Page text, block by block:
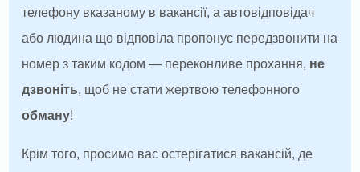
телефону вказаному в вакансії, а автовідповідач
або людина що відповіла пропонує передзвонити на
номер з таким кодом — переконливе прохання, не
дзвоніть, щоб не стати жертвою телефонного
обману!
Крім того, просимо вас остерігатися вакансій, де